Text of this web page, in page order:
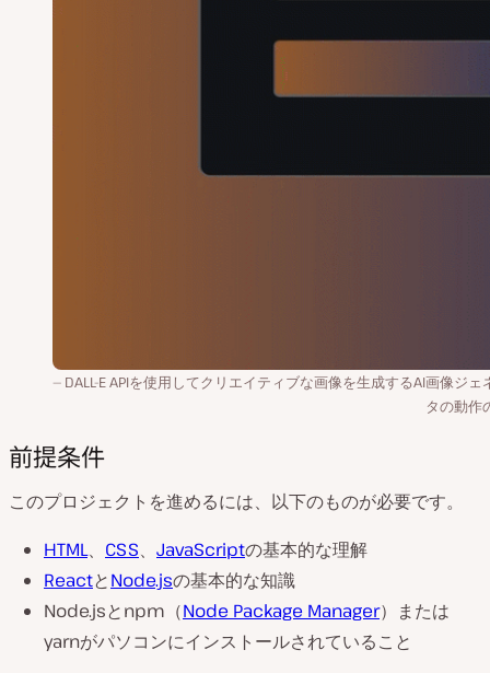
DALL-E APIを使用してクリエイティブな画像を生成するAI画像ジェ
タの動作
前提条件
このプロジェクトを進めるには、以下のものが必要です。
HTML、 CSS、 JavaScriptの基本的な理解
ReactとNode.jsの基本的な知識
Node.jsとnpm（Node Package Manager）または
yarnがパソコンにインストールされていること